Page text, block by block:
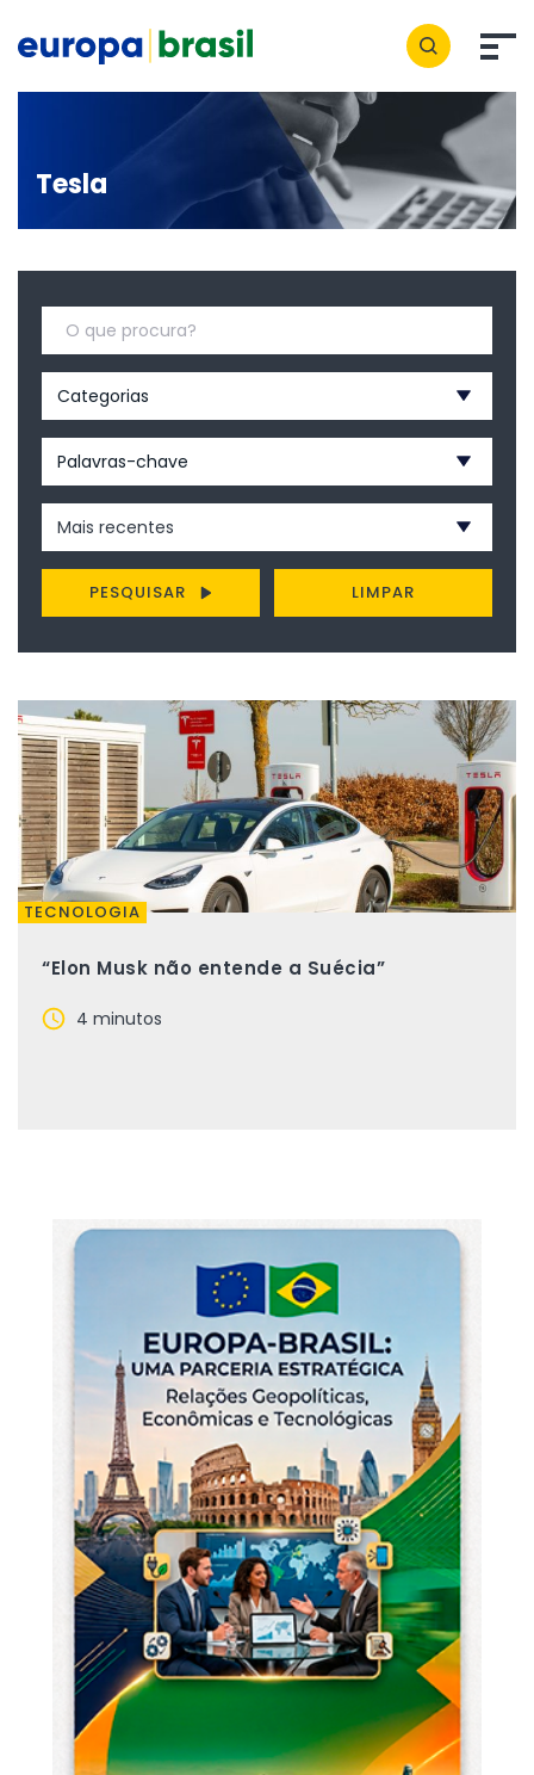
Tesla
Categorias
Palavras-chave
Mais recentes
PESQUISAR LIMPAR
TECNOLOGIA
“Elon Musk não entende a Suécia”
4 minutos